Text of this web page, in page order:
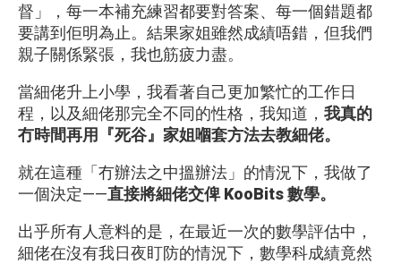
督」，每一本補充練習都要對答案、每一個錯題都
要講到佢明為止。結果家姐雖然成績唔錯，但我們
親子關係緊張，我也筋疲力盡。
當細佬升上小學，我看著自己更加繁忙的工作日
程，以及細佬那完全不同的性格，我知道， 我真的
冇時間再用『死谷』家姐嗰套方法去教細佬。
就在這種「冇辦法之中搵辦法」的情況下，我做了
一個決定——直接將細佬交俾 KooBits 數學。
出乎所有人意料的是，在最近一次的數學評估中，
細佬在沒有我日夜盯防的情況下，數學科成績竟然